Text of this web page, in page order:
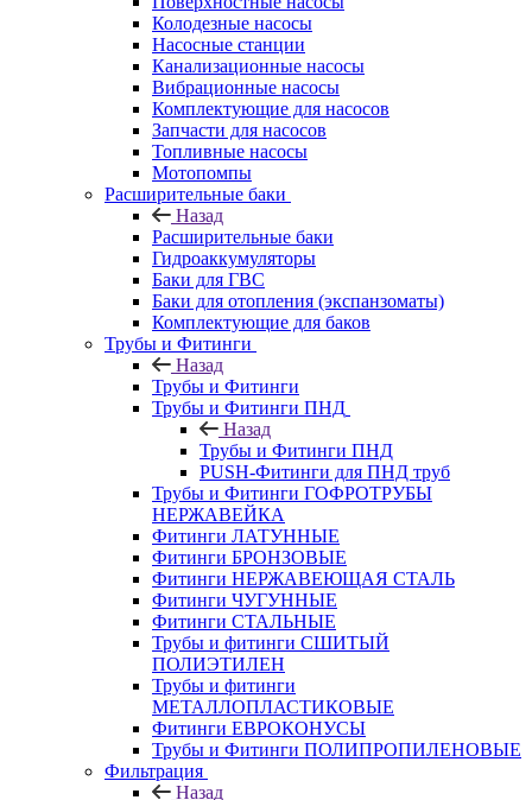
Колодезные насосы
Насосные станции
Канализационные насосы
Вибрационные насосы
Комплектующие для насосов
Запчасти для насосов
Топливные насосы
Мотопомпы
Расширительные баки
Назад
Расширительные баки
Гидроаккумуляторы
Баки для ГВС
Баки для отопления (экспанзоматы)
Комплектующие для баков
Трубы и Фитинги
Назад
Трубы и Фитинги
Трубы и Фитинги ПНД
Назад
Трубы и Фитинги ПНД
PUSH-Фитинги для ПНД труб
Трубы и Фитинги ГОФРОТРУБЫ
НЕРЖАВЕЙКА
Фитинги ЛАТУННЫЕ
Фитинги БРОНЗОВЫЕ
Фитинги НЕРЖАВЕЮЩАЯ СТАЛЬ
Фитинги ЧУГУННЫЕ
Фитинги СТАЛЬНЫЕ
Трубы и фитинги СШИТЫЙ
ПОЛИЭТИЛЕН
Трубы и фитинги
МЕТАЛЛОПЛАСТИКОВЫЕ
Фитинги ЕВРОКОНУСЫ
Трубы и Фитинги ПОЛИПРОПИЛЕНОВЫЕ
Фильтрация
Назад